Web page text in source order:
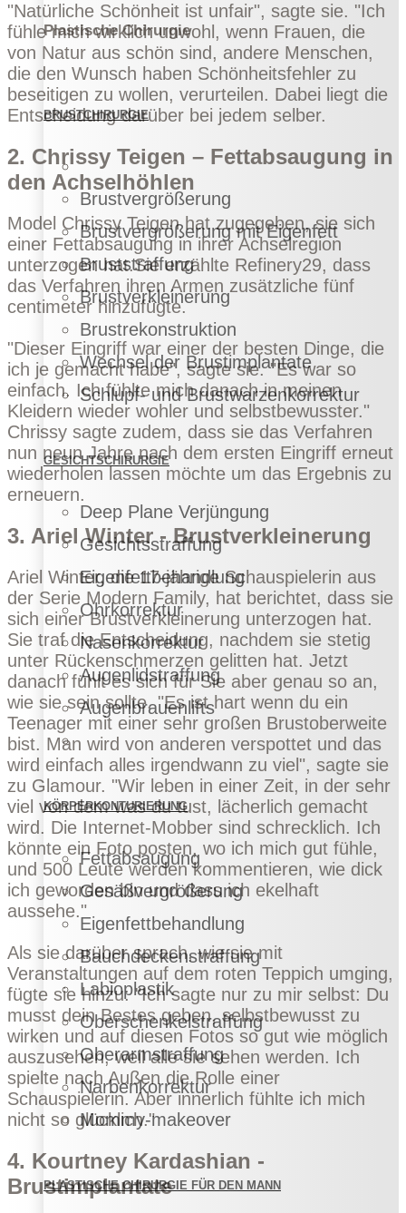
Plastische Chirurgie
BRUSTCHIRURGIE
Brustvergrößerung
Brustvergrößerung mit Eigenfett
Bruststraffung
Brustverkleinerung
Brustrekonstruktion
Wechsel der Brustimplantate
Schlupf- und Brustwarzenkorrektur
GESICHTSCHIRURGIE
Deep Plane Verjüngung
Gesichtsstraffung
Eigenfettbehandlung
Ohrkorrektur
Nasenkorrektur
Augenlidstraffung
Augenbrauenlifts
KÖRPERKONTURIERUNG
Fettabsaugung
Gesäßvergrößerung
Eigenfettbehandlung
Bauchdeckenstraffung
Labioplastik
Oberschenkelstraffung
Oberarmstraffung
Narbenkorrektur
Mommy-makeover
PLASTISCHE CHIRURGIE FÜR DEN MANN
"Natürliche Schönheit ist unfair", sagte sie. "Ich
fühle mich wirklich unwohl, wenn Frauen, die
von Natur aus schön sind, andere Menschen,
die den Wunsch haben Schönheitsfehler zu
beseitigen zu wollen, verurteilen. Dabei liegt die
Entscheidung darüber bei jedem selber.
2. Chrissy Teigen – Fettabsaugung in
den Achselhöhlen
Model Chrissy Teigen hat zugegeben, sie sich
einer Fettabsaugung in ihrer Achselregion
unterzogen hat.Sie erzählte Refinery29, dass
das Verfahren ihren Armen zusätzliche fünf
centimeter hinzufügte.
"Dieser Eingriff war einer der besten Dinge, die
ich je gemacht habe", sagte sie. "Es war so
einfach. Ich fühlte mich danach in meinen
Kleidern wieder wohler und selbstbewusster."
Chrissy sagte zudem, dass sie das Verfahren
nun neun Jahre nach dem ersten Eingriff erneut
wiederholen lassen möchte um das Ergebnis zu
erneuern.
3. Ariel Winter - Brustverkleinerung
Ariel Winter, die 17-jährige Schauspielerin aus
der Serie Modern Family, hat berichtet, dass sie
sich einer Brustverkleinerung unterzogen hat.
Sie traf die Entscheidung, nachdem sie stetig
unter Rückenschmerzen gelitten hat. Jetzt
danach fühlt es sich für Sie aber genau so an,
wie sie sein sollte. "Es ist hart wenn du ein
Teenager mit einer sehr großen Brustoberweite
bist. Man wird von anderen verspottet und das
wird einfach alles irgendwann zu viel", sagte sie
zu Glamour. "Wir leben in einer Zeit, in der sehr
viel von dem was du tust, lächerlich gemacht
wird. Die Internet-Mobber sind schrecklich. Ich
könnte ein Foto posten, wo ich mich gut fühle,
und 500 Leute werden kommentieren, wie dick
ich geworden bin und dass ich ekelhaft
aussehe."
Als sie darüber sprach, wie sie mit
Veranstaltungen auf dem roten Teppich umging,
fügte sie hinzu: "Ich sagte nur zu mir selbst: Du
musst dein Bestes geben, selbstbewusst zu
wirken und auf diesen Fotos so gut wie möglich
auszusehen, weil alle sie sehen werden. Ich
spielte nach Außen die Rolle einer
Schauspielerin. Aber innerlich fühlte ich mich
nicht so glücklich."
4. Kourtney Kardashian -
Brustimplantate